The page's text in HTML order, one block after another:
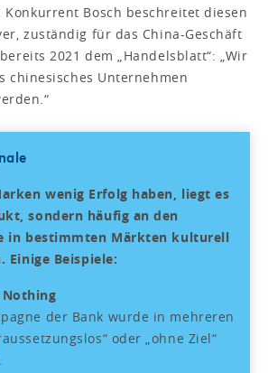
Konkurrent Bosch beschreitet diesen
zuständig für das China-Geschäft
2021 dem „Handelsblatt“: „Wir
chinesisches Unternehmen
wenig Erfolg haben, liegt es
sondern häufig an den
in bestimmten Märkten kulturell
Einige Beispiele:
Nothing
der Bank wurde in mehreren
oder „ohne Ziel“